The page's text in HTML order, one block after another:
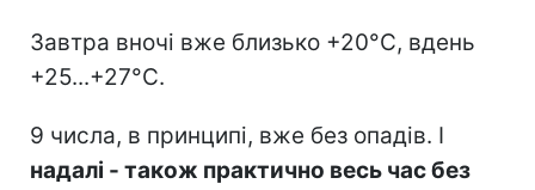
Завтра вночі вже близько +20°C, вдень
+25...+27°C.
9 числа, в принципі, вже без опадів. І
надалі - також практично весь час без